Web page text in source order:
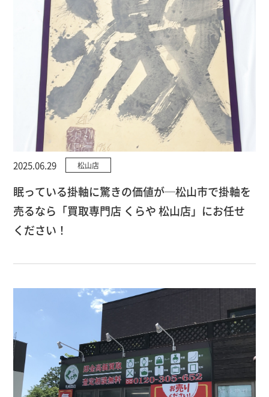
2025.06.29 松山店
眠っている掛軸に驚きの価値が─松山市で掛軸を
売るなら「買取専門店 くらや 松山店」にお任せ
ください！